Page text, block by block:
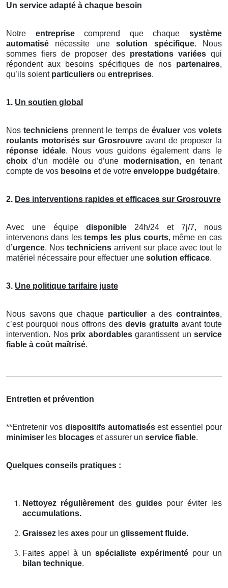
Un service adapté à chaque besoin
Notre entreprisecomprend que chaquesystème
automatisé nécessite unesolution spécifique. Nous
sommes fiers de proposer des prestations variéesqui
répondent aux besoins spécifiques de nos partenaires,
qu’ils soient particuliers ou entreprises.
1. Un soutien global
Nostechniciens prennent le temps deévaluer vos volets
roulants motorisés sur Grosrouvre avant de proposer la
réponse idéale. Nous vous guidons également dans le
choix d’un modèle ou d’une modernisation, en tenant
compte de vos besoins et de votre enveloppe budgétaire.
2. Des interventions rapides et efficaces sur Grosrouvre
Avec une équipe disponible 24h/24 et 7j/7, nous
intervenons dans lestemps les plus courts, même en cas
d’urgence. Nos techniciens arrivent sur place avec tout le
matériel nécessaire pour effectuer une solution efficace.
3. Une politique tarifaire juste
Nous savons que chaque particuliera descontraintes,
c’est pourquoi nous offrons des devis gratuitsavant toute
intervention. Nos prix abordablesgarantissent un service
fiable à coût maîtrisé.
Entretien et prévention
**Entretenir vos dispositifs automatisésest essentiel pour
minimiser les blocages et assurer un service fiable.
Quelques conseils pratiques :
Nettoyez régulièrement desguides pour éviter les
accumulations.
Graissez les axes pour un glissement fluide.
Faites appel à un spécialiste expérimenté pour un
bilan technique.